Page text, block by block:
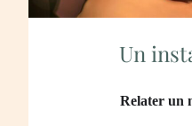
Un
Relater un